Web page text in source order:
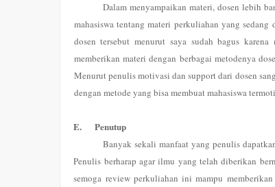
Dalam menyampaikan materi, dosen lebih
mahasiswa tentang materi perkuliahan yang
dosen tersebut menurut saya sudah bagus
memberikan materi dengan berbagai metodenya
Menurut penulis motivasi dan support dari dosen
dengan metode yang bisa membuat mahasiswa
E. Penutup
Banyak sekali manfaat yang penulis
Penulis berharap agar ilmu yang telah diberikan
semoga review perkuliahan ini mampu